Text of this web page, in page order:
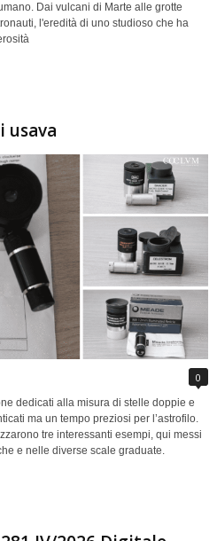
Dai vulcani di Marte alle grotte
l'eredità di uno studioso che ha
usava
0
dedicati alla misura di stelle doppie e
ma un tempo preziosi per l’astrofilo.
tre interessanti esempi, qui messi
e nelle diverse scale graduate.